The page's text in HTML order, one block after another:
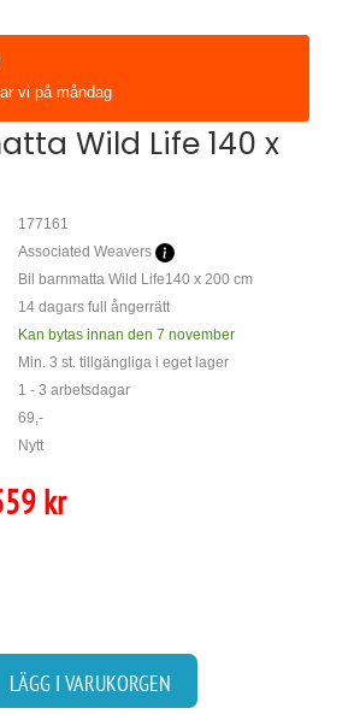
vi på måndag
Wild Life 140 x
177161
Associated Weavers
Bil barnmatta Wild Life140 x 200 cm
14 dagars full ångerrätt
Kan bytas innan den 7 november
Min. 3 st. tillgängliga i eget lager
1 - 3 arbetsdagar
69,-
Nytt
kr
LÄGG I VARUKORGEN